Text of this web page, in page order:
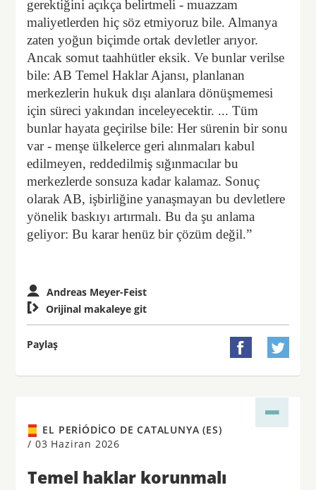
gerektiğini açıkça belirtmeli - muazzam
maliyetlerden hiç söz etmiyoruz bile. Almanya
zaten yoğun biçimde ortak devletler arıyor.
Ancak somut taahhütler eksik. Ve bunlar verilse
bile: AB Temel Haklar Ajansı, planlanan
merkezlerin hukuk dışı alanlara dönüşmemesi
için süreci yakından inceleyecektir. ... Tüm
bunlar hayata geçirilse bile: Her sürenin bir sonu
var - menşe ülkelerce geri alınmaları kabul
edilmeyen, reddedilmiş sığınmacılar bu
merkezlerde sonsuza kadar kalamaz. Sonuç
olarak AB, işbirliğine yanaşmayan bu devletlere
yönelik baskıyı artırmalı. Bu da şu anlama
geliyor: Bu karar henüz bir çözüm değil.”
Andreas Meyer-Feist
 Orijinal makaleye git
Paylaş  
EL PERIÓDICO DE CATALUNYA (ES)
/ 03 Haziran 2026
Temel haklar korunmalı